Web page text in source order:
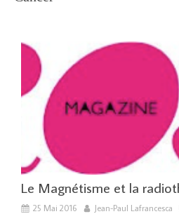
25 Mai 2016 Jean-Paul Lafrancesca